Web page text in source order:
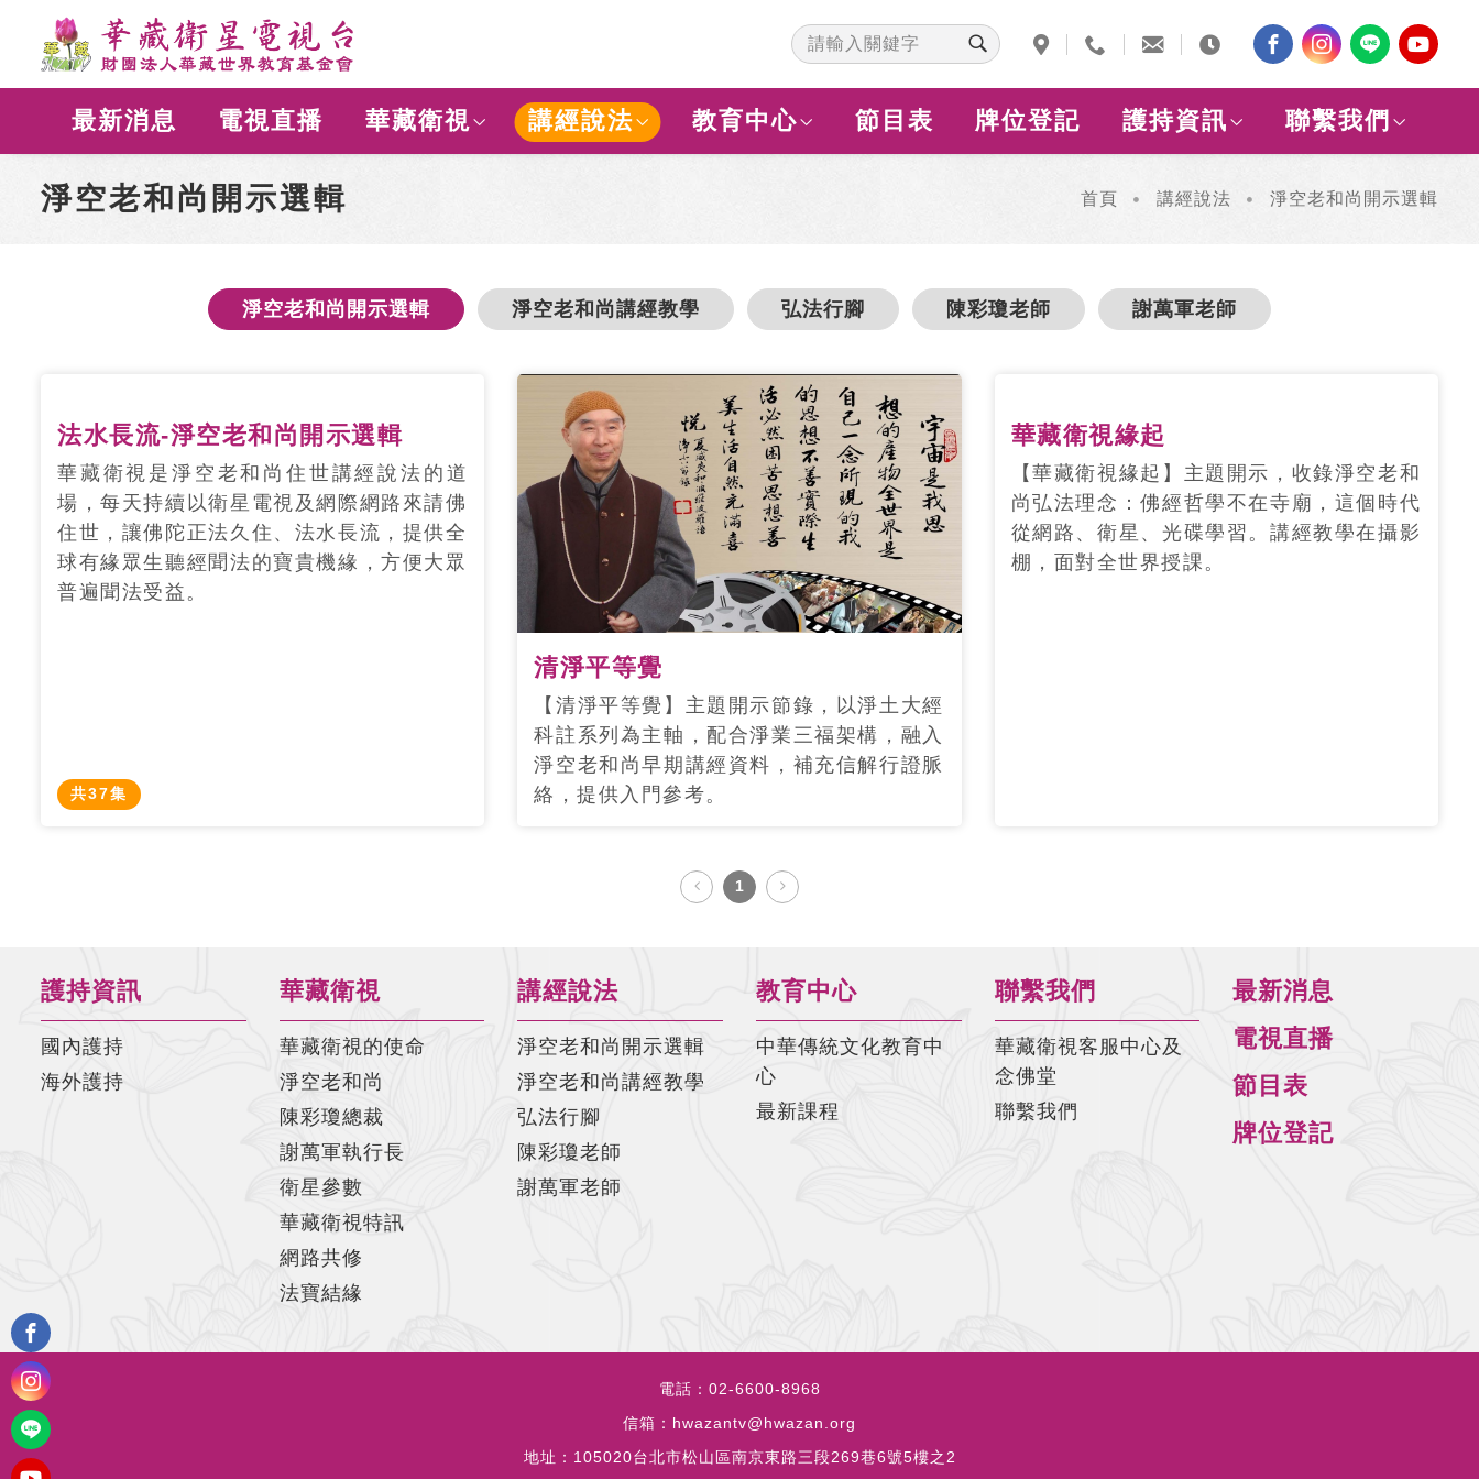
最新消息 電視直播 華藏衛視 講經說法 教育中心 節目表 牌位登記 護持資訊 聯繫我們
淨空老和尚開示選輯 首頁 講經說法 淨空老和尚開示選輯
淨空老和尚開示選輯 淨空老和尚講經教學 弘法行腳 陳彩瓊老師 謝萬軍老師
法水長流-淨空老和尚開示選輯
華藏衛視是淨空老和尚住世講經說法的道
場，每天持續以衛星電視及網際網路來請佛
住世，讓佛陀正法久住、法水長流，提供全
球有緣眾生聽經聞法的寶貴機緣，方便大眾
普遍聞法受益。
共37集
清淨平等覺
【清淨平等覺】主題開示節錄，以淨土大經
科註系列為主軸，配合淨業三福架構，融入
淨空老和尚早期講經資料，補充信解行證脈
絡，提供入門參考。
華藏衛視緣起
【華藏衛視緣起】主題開示，收錄淨空老和
尚弘法理念：佛經哲學不在寺廟，這個時代
從網路、衛星、光碟學習。講經教學在攝影
棚，面對全世界授課。
1
護持資訊
國內護持
海外護持
華藏衛視
華藏衛視的使命
淨空老和尚
陳彩瓊總裁
謝萬軍執行長
衛星參數
華藏衛視特訊
網路共修
法寶結緣
講經說法
淨空老和尚開示選輯
淨空老和尚講經教學
弘法行腳
陳彩瓊老師
謝萬軍老師
教育中心
中華傳統文化教育中
心
最新課程
聯繫我們
華藏衛視客服中心及
念佛堂
聯繫我們
最新消息
電視直播
節目表
牌位登記
電話： 02-6600-8968
信箱： hwazantv@hwazan.org
地址： 105020台北市松山區南京東路三段269巷6號5樓之2